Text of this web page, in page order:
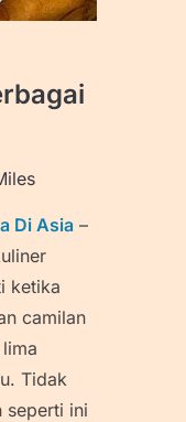
Di Asia –
ketika
camilan
Tidak
seperti ini